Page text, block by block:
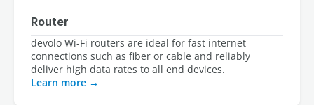
Router
devolo Wi-Fi routers are ideal for fast internet
connections such as fiber or cable and reliably
deliver high data rates to all end devices.
Learn more